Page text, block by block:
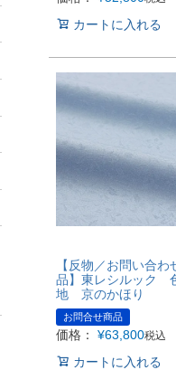
カートに入れる
【反物／お問い合わ
品】東レシルック
地 京のかほり
お問合せ商品
価格： ¥63,800税込
カートに入れる